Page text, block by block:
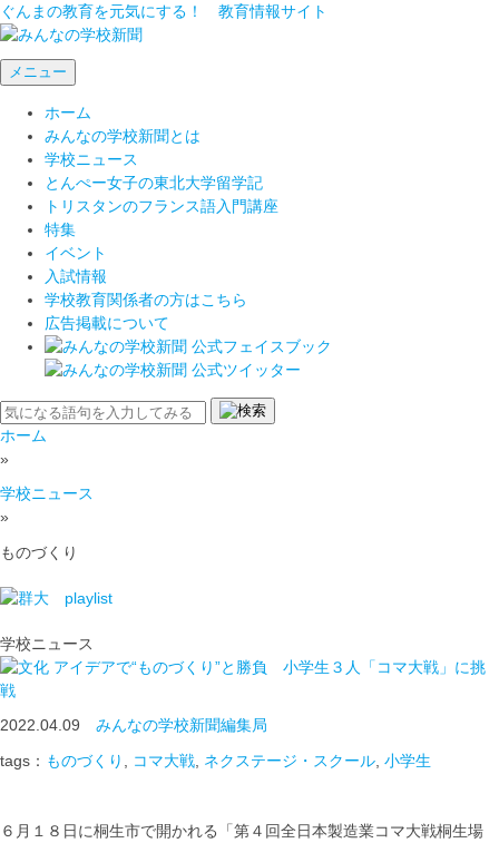
ぐんまの教育を元気にする！ 教育情報サイト
メニュー
ホーム
みんなの学校新聞とは
学校ニュース
とんぺー女子の東北大学留学記
トリスタンのフランス語入門講座
特集
イベント
入試情報
学校教育関係者の方はこちら
広告掲載について
ホーム
»
学校ニュース
»
ものづくり
学校ニュース
アイデアで“ものづくり”と勝負 小学生３人「コマ大戦」に挑
戦
2022.04.09 みんなの学校新聞編集局
tags： ものづくり コマ大戦 ネクステージ・スクール 小学生
６月１８日に桐生市で開かれる「第４回全日本製造業コマ大戦桐生場